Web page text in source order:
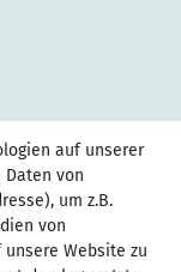
auf unserer
von
um z.B.
von
Website zu